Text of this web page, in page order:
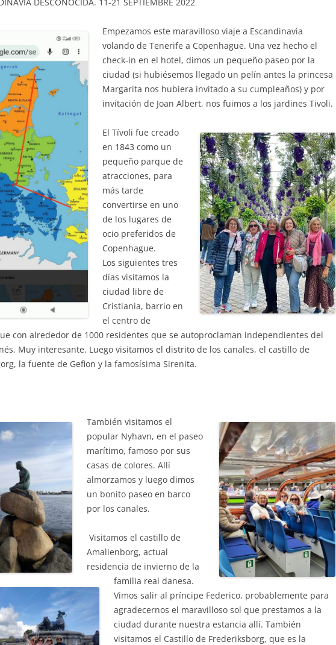
INFORMACIÓN DE VIAJES 2014
PINTURA AL OLEO Y ACUARELA
TEATRO
LITERARIOS
Empezamos este maravilloso viaje a Escandinavia
volando de Tenerife a Copenhague. Una vez hecho el
check-in en el hotel, dimos un pequeño paseo por la
ciudad (si hubiésemos llegado un pelín antes la princesa
Margarita nos hubiera invitado a su cumpleaños) y por
invitación de Joan Albert, nos fuimos a los jardines Tivoli.
El Tívoli fue creado
en 1843 como un
pequeño parque de
atracciones, para
más tarde
convertirse en uno
de los lugares de
ocio preferidos de
Copenhague.
Los siguientes tres
días visitamos la
ciudad libre de
Cristiania, barrio en
el centro de
con alrededor de 1000 residentes que se autoproclaman independientes del
Muy interesante. Luego visitamos el distrito de los canales, el castillo de
la fuente de Gefion y la famosísima Sirenita.
También visitamos el
popular Nyhavn, en el paseo
marítimo, famoso por sus
casas de colores. Allí
almorzamos y luego dimos
un bonito paseo en barco
por los canales.
Visitamos el castillo de
Amalienborg, actual
residencia de invierno de la
familia real danesa.
Vimos salir al príncipe Federico, probablemente para
agradecernos el maravilloso sol que prestamos a la
ciudad durante nuestra estancia allí. También
visitamos el Castillo de Frederiksborg, que es la